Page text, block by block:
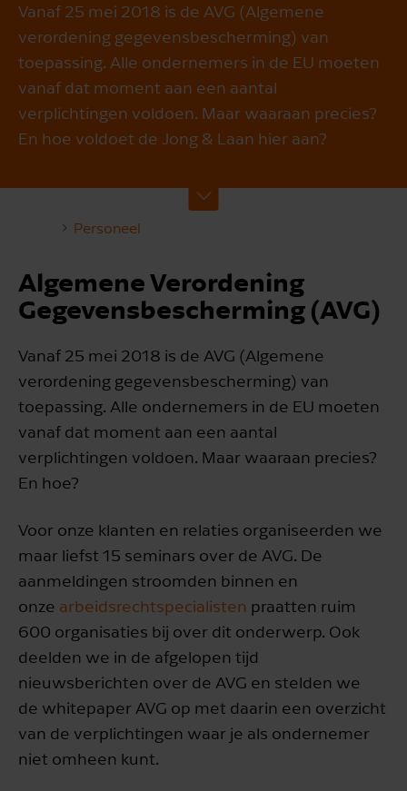
Vanaf 25 mei 2018 is de AVG (Algemene
verordening gegevensbescherming) van
toepassing. Alle ondernemers in de EU moeten
vanaf dat moment aan een aantal
verplichtingen voldoen. Maar waaraan precies?
En hoe voldoet de Jong & Laan hier aan?
Personeel
Algemene Verordening
Gegevensbescherming (AVG)
Vanaf 25 mei 2018 is de AVG (Algemene
verordening gegevensbescherming) van
toepassing. Alle ondernemers in de EU moeten
vanaf dat moment aan een aantal
verplichtingen voldoen. Maar waaraan precies?
En hoe?
Voor onze klanten en relaties organiseerden we
maar liefst 15 seminars over de AVG. De
aanmeldingen stroomden binnen en
onze arbeidsrechtspecialisten praatten ruim
600 organisaties bij over dit onderwerp. Ook
deelden we in de afgelopen tijd
nieuwsberichten over de AVG en stelden we
de whitepaper AVG op met daarin een overzicht
van de verplichtingen waar je als ondernemer
niet omheen kunt.